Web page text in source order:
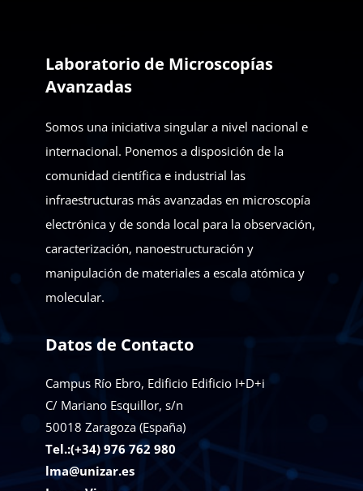
Laboratorio de Microscopías
Avanzadas
Somos una iniciativa singular a nivel nacional e
internacional. Ponemos a disposición de la
comunidad científica e industrial las
infraestructuras más avanzadas en microscopía
electrónica y de sonda local para la observación,
caracterización, nanoestructuración y
manipulación de materiales a escala atómica y
molecular.
Datos de Contacto
Campus Río Ebro, Edificio Edificio I+D+i
C/ Mariano Esquillor, s/n
50018 Zaragoza (España)
Tel.:(+34) 976 762 980
lma@unizar.es